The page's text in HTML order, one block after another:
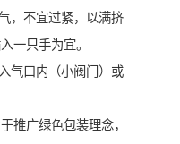
，不宜过紧，以满挤
一只手为宜。
气口内（小阀门）或
推广绿色包装理念，